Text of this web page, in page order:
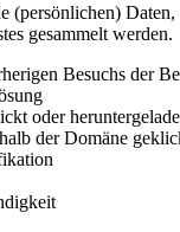
(persönlichen)
gesammelt werden.
Besuchs der
oder
der Domäne